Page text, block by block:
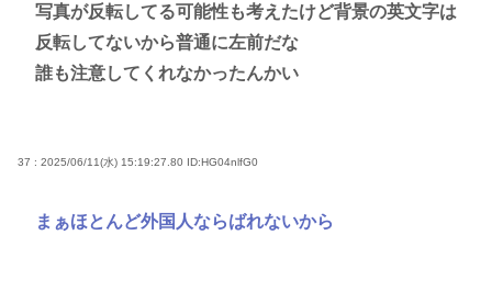
写真が反転してる可能性も考えたけど背景の英文字は
反転してないから普通に左前だな
誰も注意してくれなかったんかい
37 : 2025/06/11(水) 15:19:27.80 ID:HG04nlfG0
まぁほとんど外国人ならばれないから